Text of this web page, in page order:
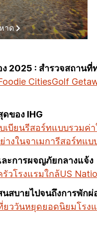
าด
2025 : สำรวจสถานที่
CitiesGolf
ของ IHG
เบียนรีสอร์ทแบบรวมค่
งในจาเมการีสอร์ทแบ
ะการผจญภัยกลางแจ้ง
รัวโรงแรมใกล้US
นสบายไปจนถึงการพัก
ยววันหยุดยอดนิยมโรง